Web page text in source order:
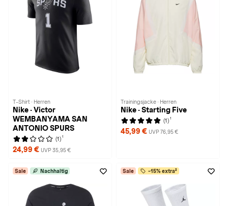
T-Shirt · Herren
Nike · Victor
WEMBANYAMA SAN
ANTONIO SPURS
(1) 1
24,99 € UVP 35,95 €
Trainingsjacke · Herren
Nike · Starting Five
(1) 1
45,99 € UVP 76,95 €
Sale Nachhaltig Sale -15% extra²